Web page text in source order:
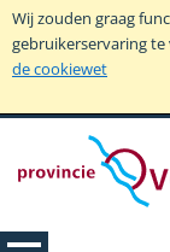
Wij zouden graag
gebruikerservaring
de cookiewet